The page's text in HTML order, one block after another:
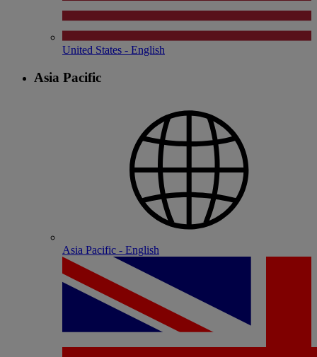
United States - English
Asia Pacific
Asia Pacific - English